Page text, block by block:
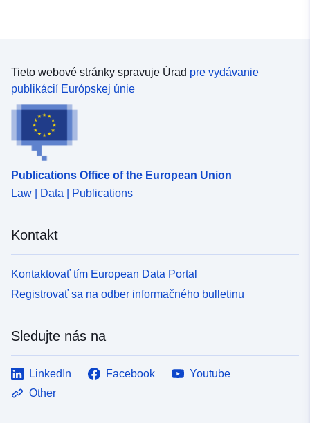
Tieto webové stránky spravuje Úrad pre vydávanie
publikácií Európskej únie
Publications Office of the European Union
Law | Data | Publications
Kontakt
Kontaktovať tím European Data Portal
Registrovať sa na odber informačného bulletinu
Sledujte nás na
LinkedIn Facebook
Youtube
Other